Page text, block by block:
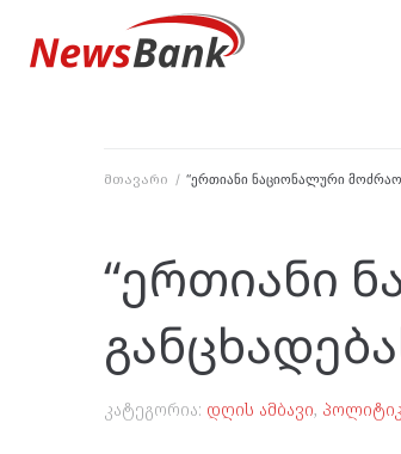
მთავარი / “ერთიანი ნაციონალური
“ერთიანი
კატეგორია: დღის ამბავი,